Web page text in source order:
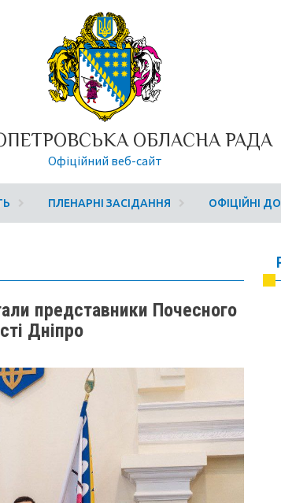
ОБЛАСНА РАДА
Офіційний веб-сайт
ПЛЕНАРНІ ЗАСІДАННЯ ОФІЦІЙНІ
представники Почесного
Дніпро